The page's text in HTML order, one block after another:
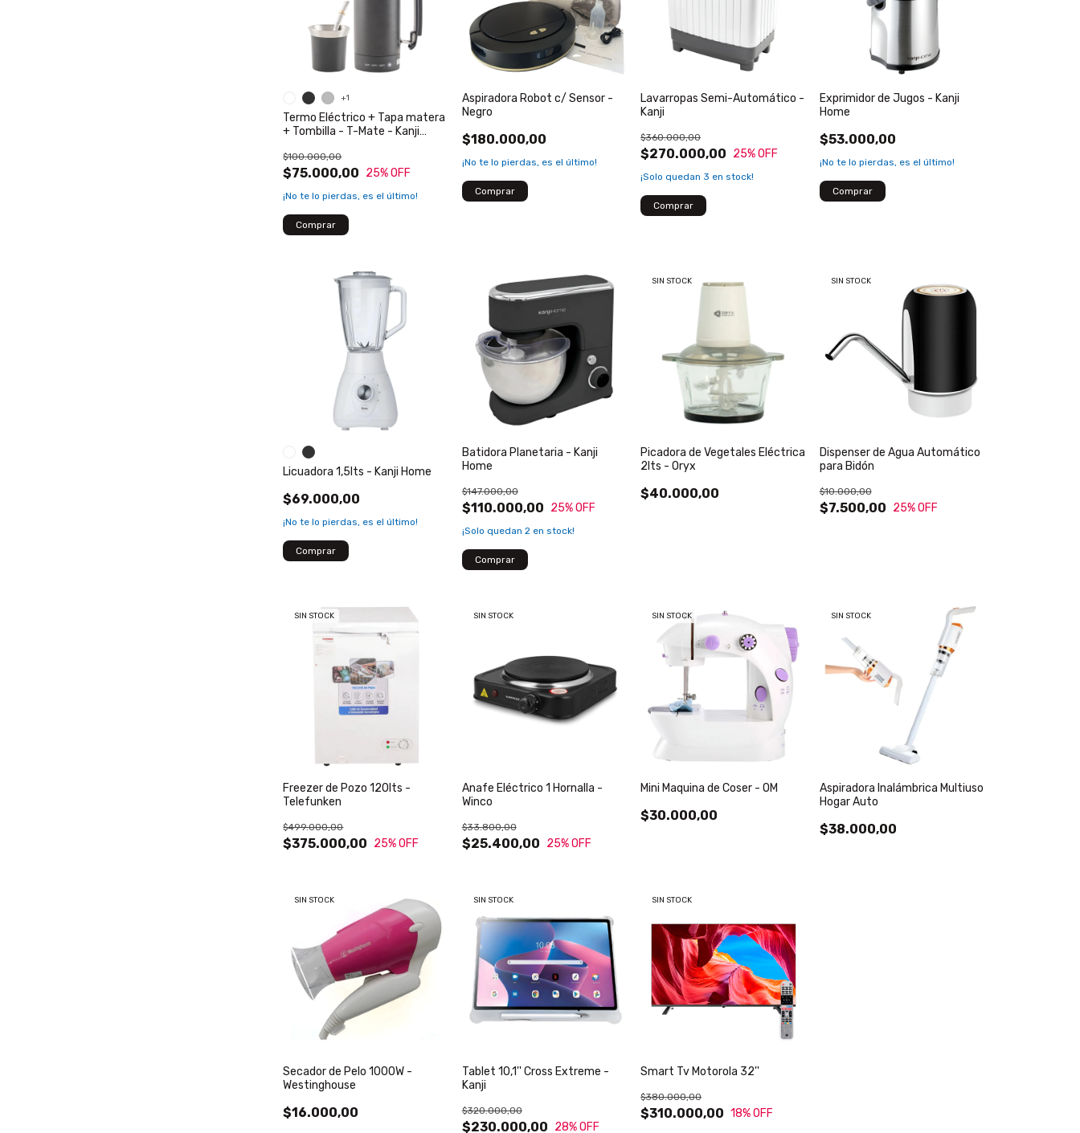
Termo Eléctrico + Tapa matera
+ Tombilla - T-Mate - Kanji
$75.000,00
$100.000,00
25% OFF
¡No te lo pierdas, es el último!
+1
Comprar
Aspiradora Robot c/ Sensor -
Negro
$180.000,00
¡No te lo pierdas, es el último!
Lavarropas Semi-Automático -
Kanji
$270.000,00
$360.000,00
25% OFF
¡Solo quedan 3 en stock!
Exprimidor de Jugos - Kanji
Home
$53.000,00
¡No te lo pierdas, es el último!
Licuadora 1,5lts - Kanji Home
$69.000,00
¡No te lo pierdas, es el último!
Comprar
Batidora Planetaria - Kanji
Home
$110.000,00
$147.000,00
25% OFF
¡Solo quedan 2en stock!
SIN STOCK
Picadora de Vegetales Eléctrica
2lts - Oryx
$40.000,00
SIN STOCK
Dispenser de Agua Automático
para Bidón
$7.500,00
$10.000,00
25% OFF
SIN STOCK
Freezer de Pozo 120lts -
Telefunken
$375.000,00
$499.000,00
25% OFF
SIN STOCK
Anafe Eléctrico 1 Hornalla -
Winco
$25.400,00
$33.800,00
25% OFF
SIN STOCK
Mini Maquina de Coser - OM
$30.000,00
SIN STOCK
Aspiradora Inalámbrica Multiuso
Hogar Auto
$38.000,00
SIN STOCK
Secador de Pelo 1000W -
Westinghouse
$16.000,00
SIN STOCK
Tablet 10,1'' Cross Extreme -
Kanji
$230.000,00
$320.000,00
28% OFF
SIN STOCK
Smart Tv Motorola 32''
$310.000,00
$380.000,00
18% OFF